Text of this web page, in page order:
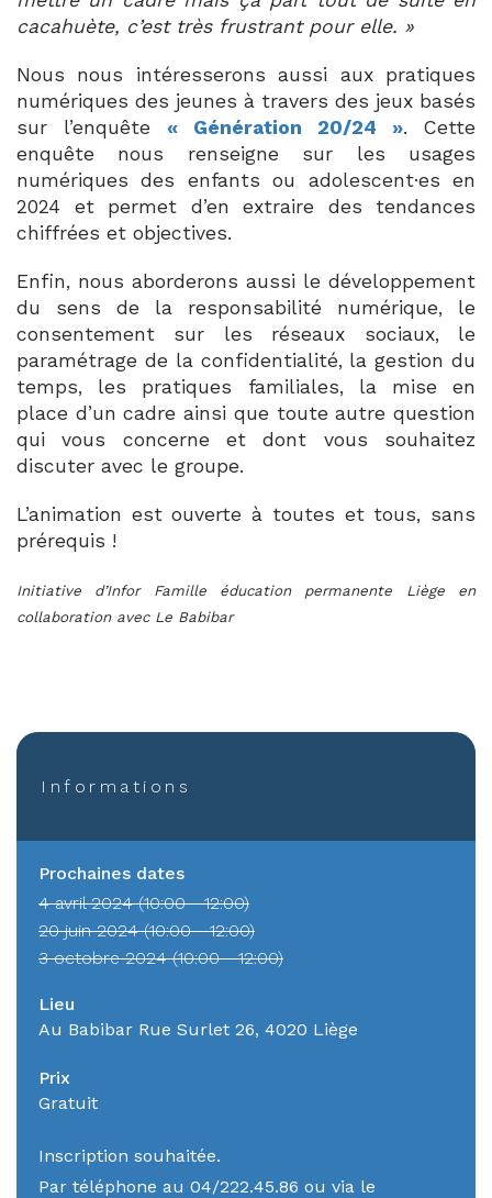
cacahuète, c’est très frustrant pour elle. »
Nous nous intéresserons aussi aux pratiques
numériques des jeunes à travers des jeux basés
sur l’enquête « Génération 20/24 ». Cette
enquête nous renseigne sur les usages
numériques des enfants ou adolescent·es en
2024 et permet d’en extraire des tendances
chiffrées et objectives.
Enfin, nous aborderons aussi le développement
du sens de la responsabilité numérique, le
consentement sur les réseaux sociaux, le
paramétrage de la confidentialité, la gestion du
temps, les pratiques familiales, la mise en
place d’un cadre ainsi que toute autre question
qui vous concerne et dont vous souhaitez
discuter avec le groupe.
L’animation est ouverte à toutes et tous, sans
prérequis !
Initiative d’Infor Famille éducation permanente Liège en
collaboration avec Le Babibar
Informations
Prochaines dates
4 avril 2024 (10:00 - 12:00)
20 juin 2024 (10:00 - 12:00)
3 octobre 2024 (10:00 - 12:00)
Lieu
Au Babibar Rue Surlet 26, 4020 Liège
Prix
Gratuit
Inscription souhaitée.
Par téléphone au 04/222.45.86 ou via le